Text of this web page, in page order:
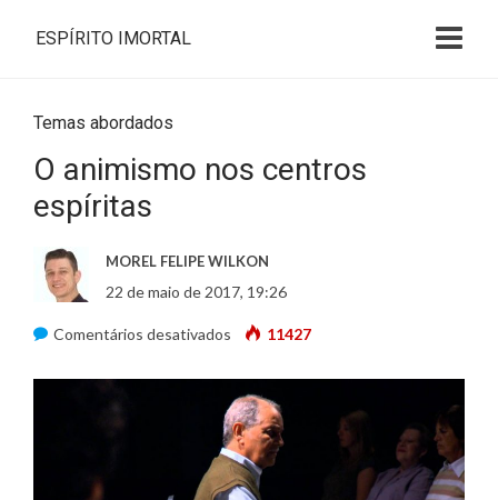
ESPÍRITO IMORTAL
Temas abordados
O animismo nos centros
espíritas
MOREL FELIPE WILKON
22 de maio de 2017, 19:26
Comentários desativados
O
a
n
i
11427